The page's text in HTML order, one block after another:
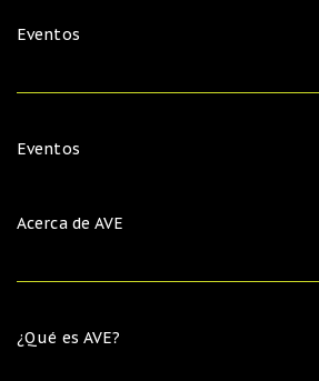
Eventos
Eventos
Acerca de AVE
¿Qué es AVE?